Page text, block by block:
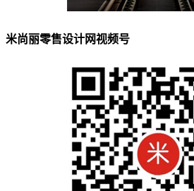
米尚丽零售设计网视频号